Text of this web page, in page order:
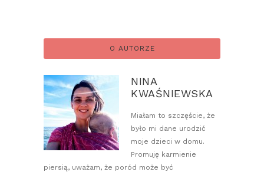
O AUTORZE
NINA
KWAŚNIEWSKA
Miałam to szczęście, że
było mi dane urodzić
moje dzieci w domu.
Promuję karmienie
piersią, uważam, że poród może być